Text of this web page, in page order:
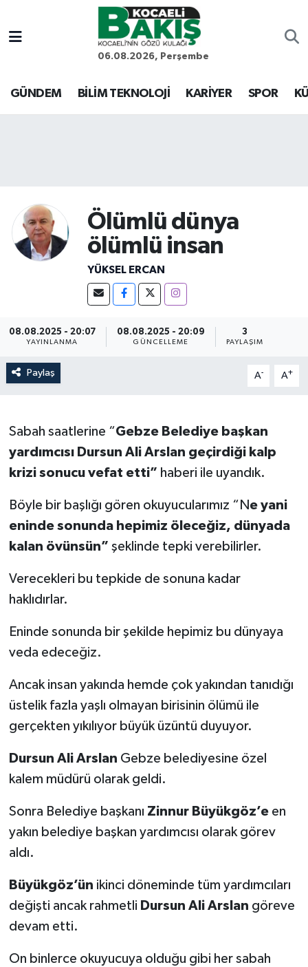
06.08.2026, Perşembe
GÜNDEM BİLİM TEKNOLOJİ KARİYER SPOR
Ölümlü dünya
ölümlü insan
YÜKSEL ERCAN
08.08.2025 - 20:07
YAYINLANMA
08.08.2025 - 20:09
GÜNCELLEME
3
PAYLAŞIM
Paylaş A- A+
Sabah saatlerine “Gebze Belediye başkan
yardımcısı Dursun Ali Arslan geçirdiği kalp
krizi sonucu vefat etti” haberi ile uyandık.
Böyle bir başlığı gören okuyucularımız “N e yani
eninde sonunda hepimiz öleceğiz, dünyada
kalan övünsün” şeklinde tepki verebilirler.
Verecekleri bu tepkide de sonuna kadar
haklıdırlar.
Eninde sonunda bir şekilde hepimiz bu dünyaya
veda edeceğiz.
Ancak insan yakında hemde çok yakından tanıdığı
üstelik fazla yaşlı olmayan birisinin ölümü ile
gerçekten yıkılıyor büyük üzüntü duyuyor.
Dursun Ali Arslan Gebze belediyesine özel
kalem müdürü olarak geldi.
Sonra Belediye başkanı Zinnur Büyükgöz’een
yakın belediye başkan yardımcısı olarak görev
aldı.
Büyükgöz’ün ikinci döneminde tüm yardımcıları
değişti ancak rahmetli Dursun Ali Arslan göreve
devam etti.
On binlerce okuyucuya olduğu gibi her sabah
Kocaeli Nöbetçi Eczaneler
Kocaeli Hava Durumu
Son Dakika Haberleri
Haber Arşivi